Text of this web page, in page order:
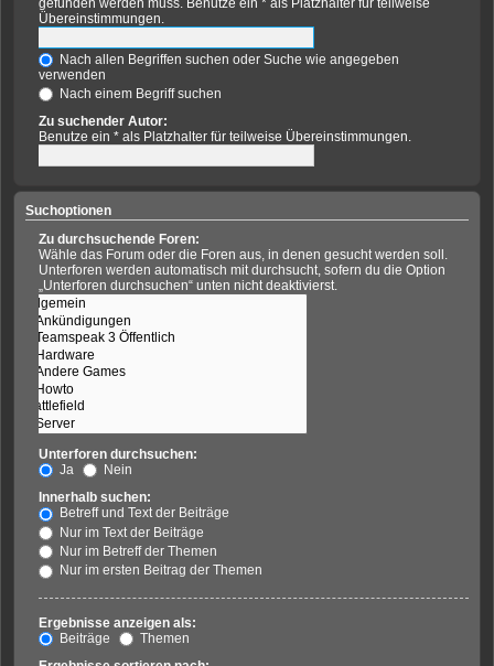
gefunden werden muss. Benutze ein * als Platzhalter für teilweise
Übereinstimmungen.
Nach allen Begriffen suchen oder Suche wie angegeben
verwenden
Nach einem Begriff suchen
Zu suchender Autor:
Benutze ein * als Platzhalter für teilweise Übereinstimmungen.
Suchoptionen
Zu durchsuchende Foren:
Wähle das Forum oder die Foren aus, in denen gesucht werden soll.
Unterforen werden automatisch mit durchsucht, sofern du die Option
„Unterforen durchsuchen“ unten nicht deaktivierst.
Unterforen durchsuchen:
Ja
Nein
Innerhalb suchen:
Betreff und Text der Beiträge
Nur im Text der Beiträge
Nur im Betreff der Themen
Nur im ersten Beitrag der Themen
Ergebnisse anzeigen als:
Beiträge
Themen